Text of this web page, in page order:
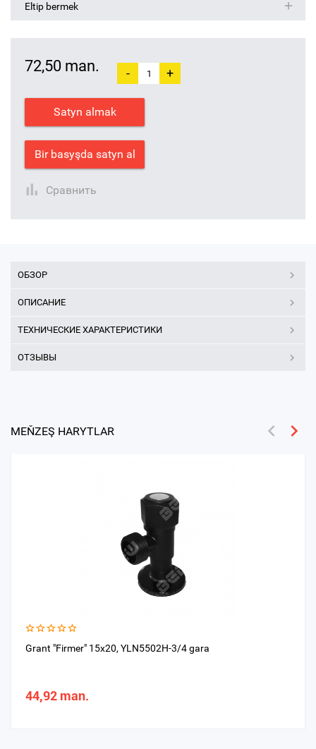
Eltip bermek
72,50 man. - +
Satyn almak
Bir basyşda satyn al
Сравнить
ОБЗОР
ОПИСАНИЕ
ТЕХНИЧЕСКИЕ ХАРАКТЕРИСТИКИ
ОТЗЫВЫ
MEŇZEŞ HARYTLAR
Grant "Firmer" 15x20, YLN5502H-3/4 gara
44,92 man.